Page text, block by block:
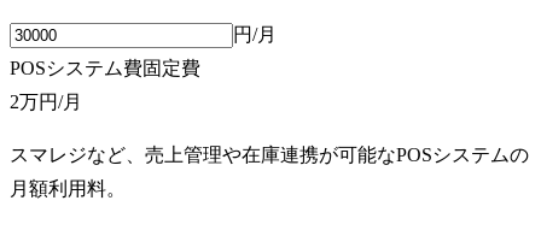
円/月
POSシステム費固定費
2万円/月
スマレジなど、売上管理や在庫連携が可能なPOSシステムの
月額利用料。